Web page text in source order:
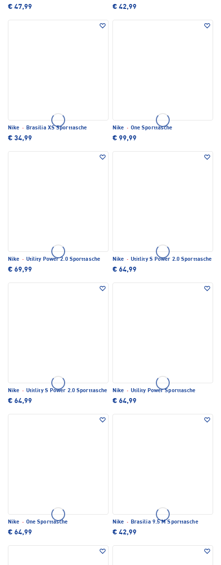
€ 47,99 € 42,99
Nike · Brasilia XS Sporttasche
€ 34,99
Nike · One Sporttasche
€ 99,99
Nike · Utility Power 2.0 Sporttasche
€ 69,99
Nike · Utitlity S Power 2.0 Sporttasche
€ 64,99
Nike · Utitlity S Power 2.0 Sporttasche
€ 64,99
Nike · Utility Power Sporttasche
€ 64,99
Nike · One Sporttasche
€ 64,99
Nike · Brasilia 9.5 M Sporttasche
€ 42,99